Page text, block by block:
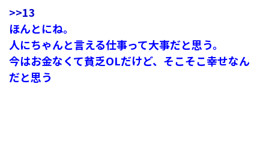
>>13
ほんとにね。
人にちゃんと言える仕事って大事だと思う。
今はお金なくて貧乏OLだけど、そこそこ幸せなん
だと思う